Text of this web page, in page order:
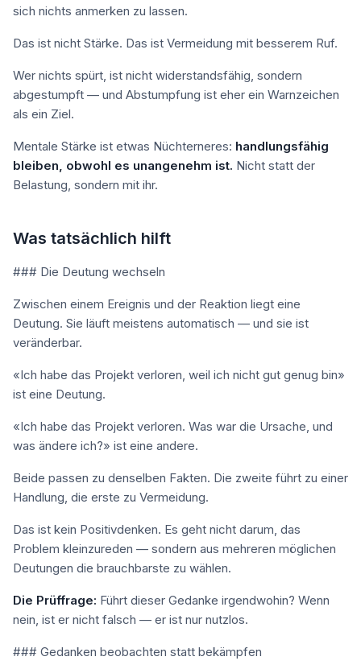
sich nichts anmerken zu lassen.
Das ist nicht Stärke. Das ist Vermeidung mit besserem Ruf.
Wer nichts spürt, ist nicht widerstandsfähig, sondern
abgestumpft — und Abstumpfung ist eher ein Warnzeichen
als ein Ziel.
Mentale Stärke ist etwas Nüchterneres: handlungsfähig
bleiben, obwohl es unangenehm ist. Nicht statt der
Belastung, sondern mit ihr.
Was tatsächlich hilft
### Die Deutung wechseln
Zwischen einem Ereignis und der Reaktion liegt eine
Deutung. Sie läuft meistens automatisch — und sie ist
veränderbar.
«Ich habe das Projekt verloren, weil ich nicht gut genug bin»
ist eine Deutung.
«Ich habe das Projekt verloren. Was war die Ursache, und
was ändere ich?» ist eine andere.
Beide passen zu denselben Fakten. Die zweite führt zu einer
Handlung, die erste zu Vermeidung.
Das ist kein Positivdenken. Es geht nicht darum, das
Problem kleinzureden — sondern aus mehreren möglichen
Deutungen die brauchbarste zu wählen.
Die Prüffrage: Führt dieser Gedanke irgendwohin? Wenn
nein, ist er nicht falsch — er ist nur nutzlos.
### Gedanken beobachten statt bekämpfen